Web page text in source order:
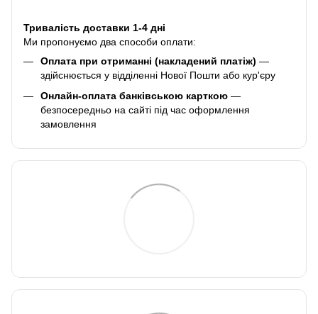
Тривалість доставки 1-4 дні
Ми пропонуємо два способи оплати:
Оплата при отриманні (накладений платіж) —
здійснюється у відділенні Нової Пошти або кур'єру
Онлайн-оплата банківською карткою —
безпосередньо на сайті під час оформлення
замовлення